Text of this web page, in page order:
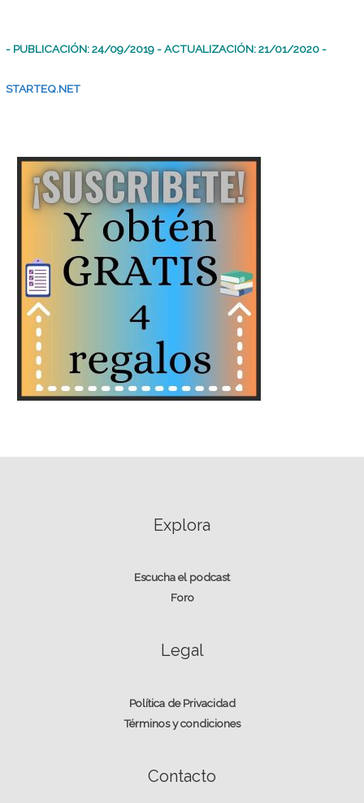
- PUBLICACIÓN: 24/09/2019 - ACTUALIZACIÓN: 21/01/2020 -
STARTEQ.NET
Explora
Escucha el podcast
Foro
Legal
Política de Privacidad
Términos y condiciones
Contacto